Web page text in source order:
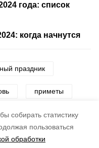
собирать статистику
пользоваться
обработки
года: список
когда начнутся
праздник
приметы